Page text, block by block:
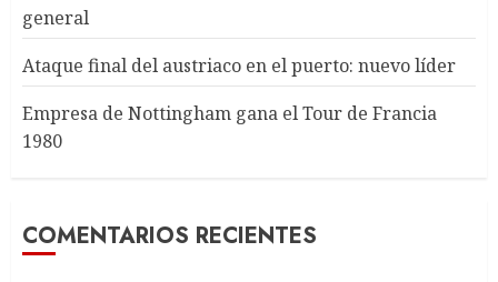
general
Ataque final del austriaco en el puerto: nuevo líder
Empresa de Nottingham gana el Tour de Francia
1980
COMENTARIOS RECIENTES